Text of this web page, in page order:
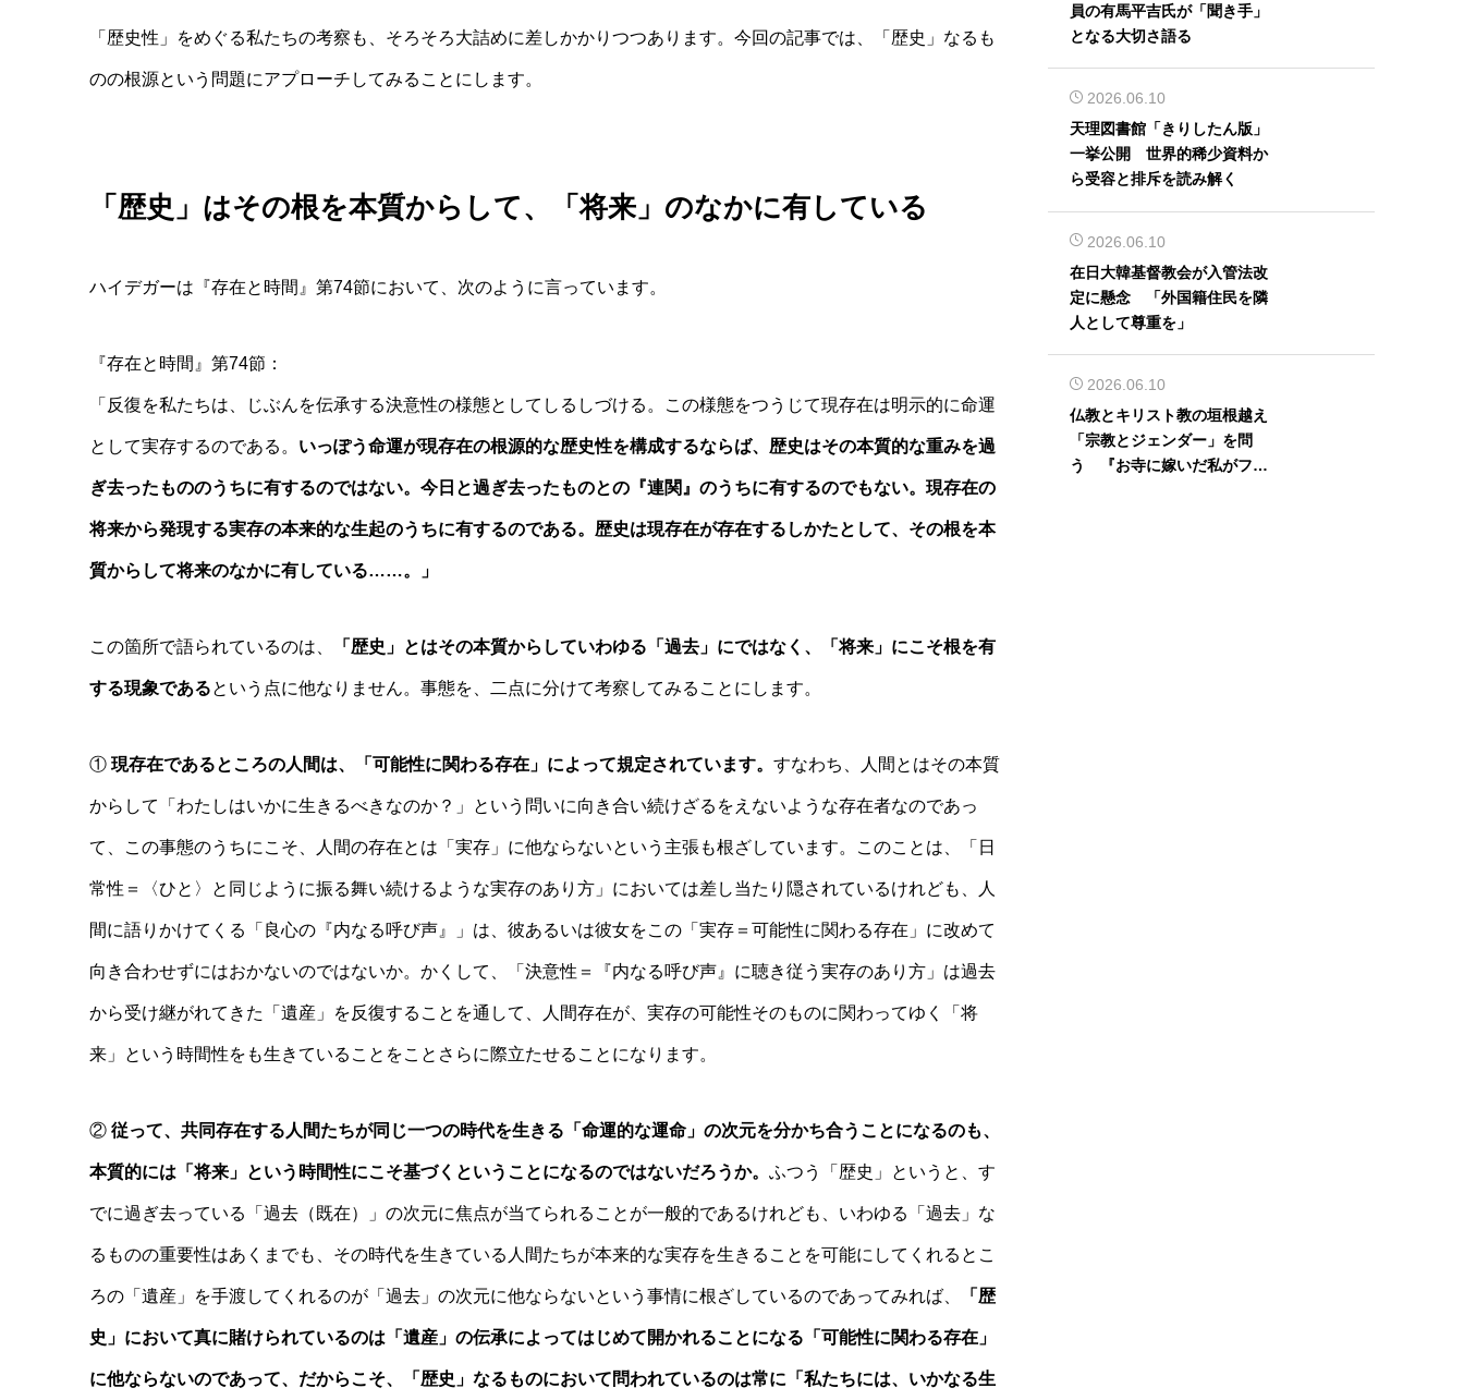
「歴史性」をめぐる私たちの考察も、そろそろ大詰めに差しかかりつつあります。今回の記事では、「歴史」なるも
のの根源という問題にアプローチしてみることにします。
「歴史」はその根を本質からして、「将来」のなかに有している
ハイデガーは『存在と時間』第74節において、次のように言っています。
『存在と時間』第74節：
「反復を私たちは、じぶんを伝承する決意性の様態としてしるしづける。この様態をつうじて現存在は明示的に命運
として実存するのである。 いっぽう命運が現存在の根源的な歴史性を構成するならば、歴史はその本質的な重みを過
ぎ去ったもののうちに有するのではない。今日と過ぎ去ったものとの『連関』のうちに有するのでもない。現存在の
将来から発現する実存の本来的な生起のうちに有するのである。歴史は現存在が存在するしかたとして、その根を本
質からして将来のなかに有している……。」
この箇所で語られているのは、 「歴史」とはその本質からしていわゆる「過去」にではなく、「将来」にこそ根を有
する現象であるという点に他なりません。事態を、二点に分けて考察してみることにします。
① 現存在であるところの人間は、「可能性に関わる存在」によって規定されています。 すなわち、人間とはその本質
からして「わたしはいかに生きるべきなのか？」という問いに向き合い続けざるをえないような存在者なのであっ
て、この事態のうちにこそ、人間の存在とは「実存」に他ならないという主張も根ざしています。このことは、「日
常性＝〈ひと〉と同じように振る舞い続けるような実存のあり方」においては差し当たり隠されているけれども、人
間に語りかけてくる「良心の『内なる呼び声』」は、彼あるいは彼女をこの「実存＝可能性に関わる存在」に改めて
向き合わせずにはおかないのではないか。かくして、「決意性＝『内なる呼び声』に聴き従う実存のあり方」は過去
から受け継がれてきた「遺産」を反復することを通して、人間存在が、実存の可能性そのものに関わってゆく「将
来」という時間性をも生きていることをことさらに際立たせることになります。
② 従って、共同存在する人間たちが同じ一つの時代を生きる「命運的な運命」の次元を分かち合うことになるのも、
本質的には「将来」という時間性にこそ基づくということになるのではないだろうか。 ふつう「歴史」というと、す
でに過ぎ去っている「過去（既在）」の次元に焦点が当てられることが一般的であるけれども、いわゆる「過去」な
るものの重要性はあくまでも、その時代を生きている人間たちが本来的な実存を生きることを可能にしてくれるとこ
ろの「遺産」を手渡してくれるのが「過去」の次元に他ならないという事情に根ざしているのであってみれば、 「歴
史」において真に賭けられているのは「遺産」の伝承によってはじめて開かれることになる「可能性に関わる存在」
に他ならないのであって、だからこそ、「歴史」なるものにおいて問われているのは常に「私たちには、いかなる生
員の有馬平吉氏が「聞き手」
となる大切さ語る
2026.06.10
天理図書館「きりしたん版」
一挙公開 世界的稀少資料か
ら受容と排斥を読み解く
2026.06.10
在日大韓基督教会が入管法改
定に懸念 「外国籍住民を隣
人として尊重を」
2026.06.10
仏教とキリスト教の垣根越え
「宗教とジェンダー」を問
う 『お寺に嫁いだ私がフェ